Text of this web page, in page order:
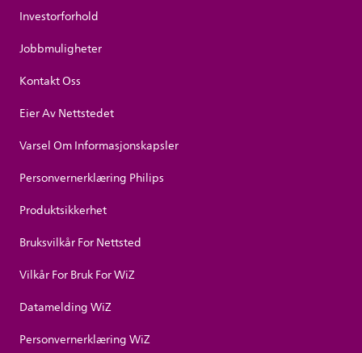
Investorforhold
Jobbmuligheter
Kontakt Oss
Eier Av Nettstedet
Varsel Om Informasjonskapsler
Personvernerklæring Philips
Produktsikkerhet
Bruksvilkår For Nettsted
Vilkår For Bruk For WiZ
Datamelding WiZ
Personvernerklæring WiZ